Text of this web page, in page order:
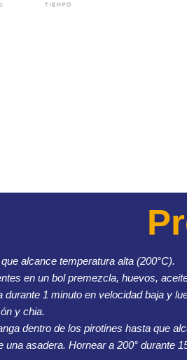
alcance temperatura alta (200°C).
en un bol premezcla, huevos,
durante 1 minuto en velocidad baja y
y chia.
dentro de los pirotines hasta que
asadera. Hornear a 200° durante